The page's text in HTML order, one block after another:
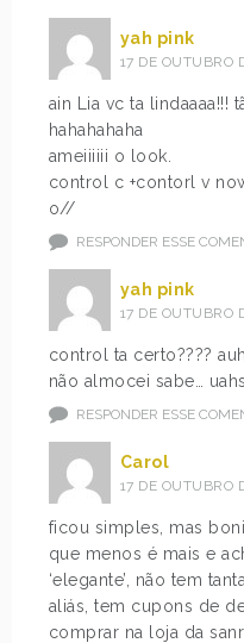
yah pink
17 DE OUTUBRO
ain Lia vc ta lindaaaa!!!
hahahahaha
ameiiiiii o look.
control c +contorl v
o//
RESPONDER ESSE
yah pink
17 DE OUTUBRO
control ta certo????
não almocei sabe…
RESPONDER ESSE
Carol
17 DE OUTUBRO
ficou simples, mas
que menos é mais e
‘elegante’, não tem
aliás, tem cupons de
comprar na loja da